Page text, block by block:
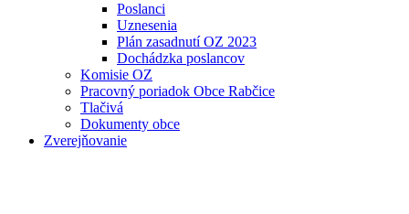
Poslanci
Uznesenia
Plán zasadnutí OZ 2023
Dochádzka poslancov
Komisie OZ
Pracovný poriadok Obce Rabčice
Tlačivá
Dokumenty obce
Zverejňovanie